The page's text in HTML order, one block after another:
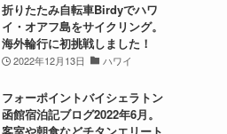
折りたたみ自転車Birdyでハワ
イ・オアフ島をサイクリング。
海外輪行に初挑戦しました！
2022年12月13日 ハワイ
フォーポイントバイシェラトン
函館宿泊記ブログ2022年6月。